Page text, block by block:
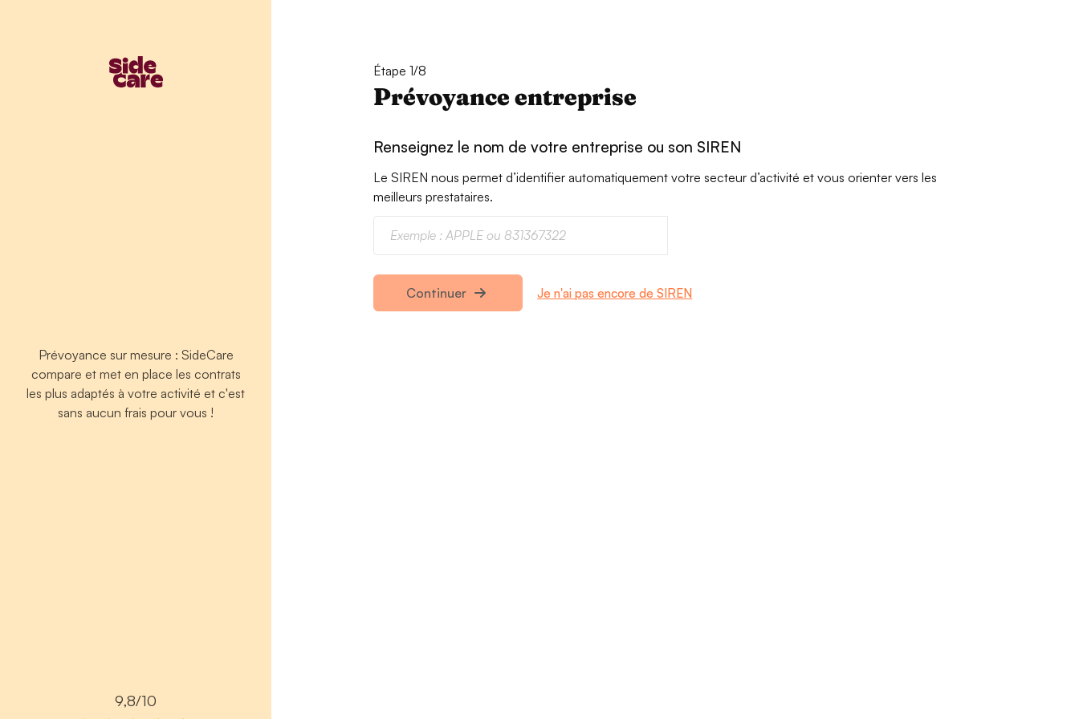
Prévoyance sur mesure : SideCare
compare et met en place les contrats
les plus adaptés à votre activité et c'est
sans aucun frais pour vous !
9,8/10
Étape 1/8
Prévoyance entreprise
Renseignez le nom de votre entreprise ou son SIREN
Le SIREN nous permet d’identifier automatiquement votre secteur d’activité et vous orienter vers les
meilleurs prestataires.
Continuer Je n'ai pas encore de SIREN